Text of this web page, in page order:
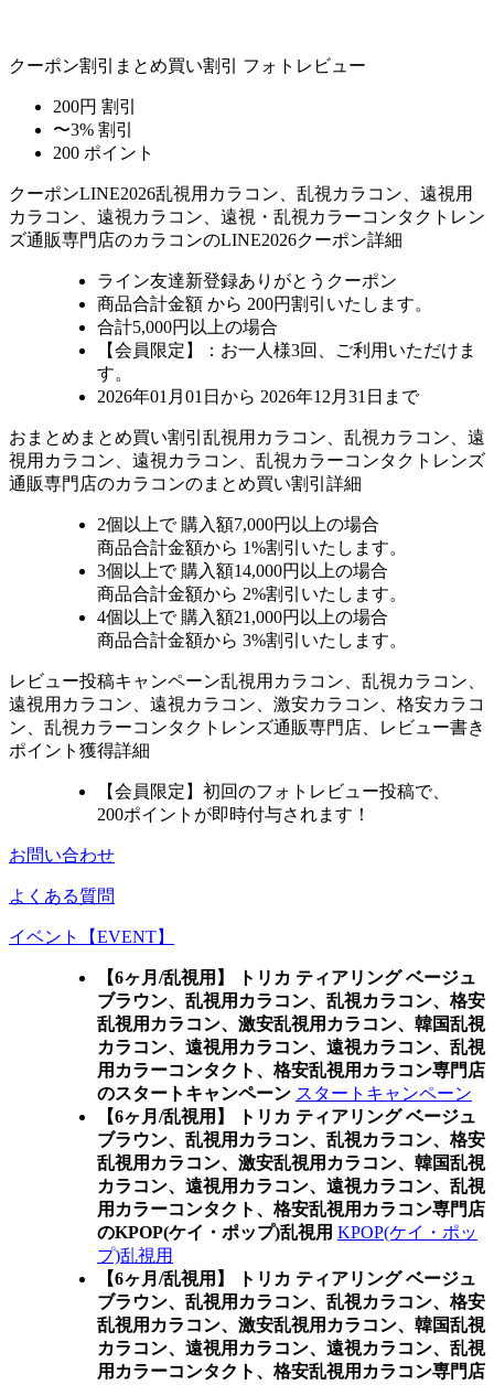
クーポン割引 まとめ買い割引 フォトレビュー
200円 割引
〜3% 割引
200 ポイント
クーポンLINE2026乱視用カラコン、乱視カラコン、遠視用
カラコン、遠視カラコン、遠視・乱視カラーコンタクトレン
ズ通販専門店のカラコンのLINE2026クーポン詳細
ライン友達新登録ありがとうクーポン
商品合計金額 から 200円割引 いたします。
合計5,000円以上の場合
【会員限定】：お一人様3回
、ご利用いただけま
す。
2026年01月01日から 2026年12月31日まで
おまとめ まとめ買い割引 乱視用カラコン、乱視カラコン、遠
視用カラコン、遠視カラコン、乱視カラーコンタクトレンズ
通販専門店のカラコンのまとめ買い割引詳細
2個 以上で 購入額7,000円以上の場合
商品合計金額から 1%割引いたします。
3個 以上で 購入額14,000円以上の場合
商品合計金額から 2%割引いたします。
4個 以上で 購入額21,000円以上の場合
商品合計金額から 3%割引いたします。
レビュー投稿キャンペーン乱視用カラコン、乱視カラコン、
遠視用カラコン、遠視カラコン、激安カラコン、格安カラコ
ン、乱視カラーコンタクトレンズ通販専門店、レビュー書き
ポイント獲得詳細
【会員限定】初回のフォトレビュー投稿で、
200ポイント が即時付与されます！
お問い合わせ
よくある質問
イベント【EVENT】
【6ヶ月/乱視用】 トリカ ティアリング ベージュ
ブラウン、乱視用カラコン、乱視カラコン、格安
乱視用カラコン、激安乱視用カラコン、韓国乱視
カラコン、遠視用カラコン、遠視カラコン、乱視
用カラーコンタクト、格安乱視用カラコン専門店
のスタートキャンペーン スタートキャンペーン
【6ヶ月/乱視用】 トリカ ティアリング ベージュ
ブラウン、乱視用カラコン、乱視カラコン、格安
乱視用カラコン、激安乱視用カラコン、韓国乱視
カラコン、遠視用カラコン、遠視カラコン、乱視
用カラーコンタクト、格安乱視用カラコン専門店
のKPOP(ケイ・ポップ)乱視用 KPOP(ケイ・ポッ
プ)乱視用
【6ヶ月/乱視用】 トリカ ティアリング ベージュ
ブラウン、乱視用カラコン、乱視カラコン、格安
乱視用カラコン、激安乱視用カラコン、韓国乱視
カラコン、遠視用カラコン、遠視カラコン、乱視
用カラーコンタクト、格安乱視用カラコン専門店